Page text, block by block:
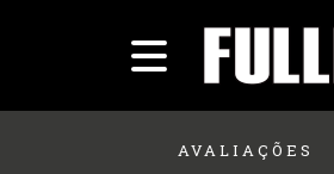
AVALIAÇÕES